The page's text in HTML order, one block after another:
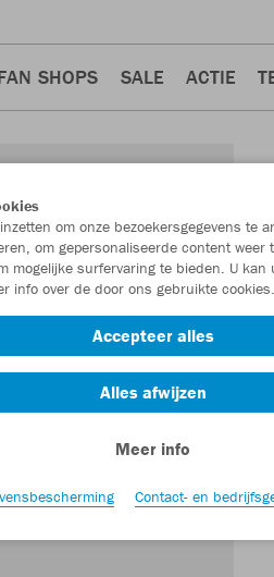
SHOPS SALE ACTIE
om onze bezoekersgegevens te
om gepersonaliseerde content weer
mogelijke surfervaring te bieden. U kan
info over de door ons gebruikte cookies.
Accepteer alles
Alles afwijzen
Meer info
Contact- en